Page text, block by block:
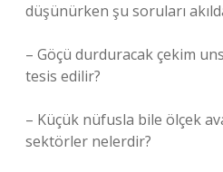
düşünürken şu soruları
– Göçü durduracak çekim
tesis edilir?
– Küçük nüfusla bile ölçek
sektörler nelerdir?